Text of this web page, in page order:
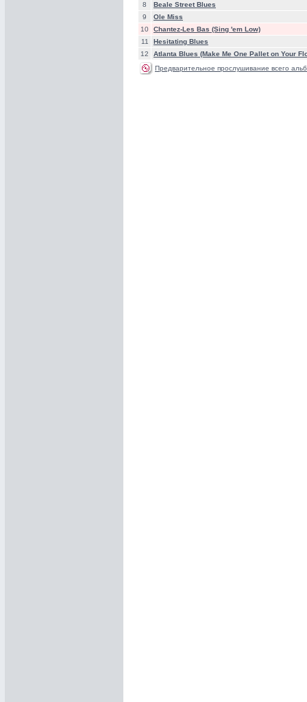
8
Beale Street Blues
9
Ole Miss
10
Chantez-Les Bas (Sing 'em Low)
11
Hesitating Blues
12
Atlanta Blues (Make Me One Pallet on Your
Предварительное прослушивание всего